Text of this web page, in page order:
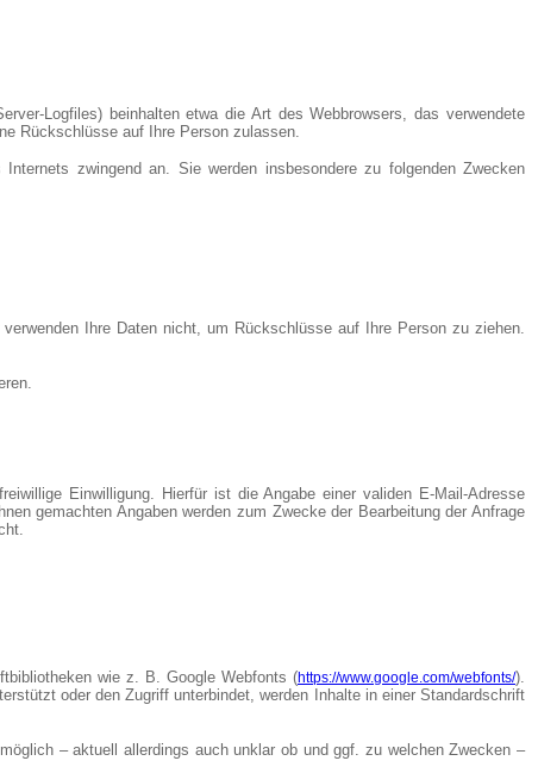
Logfiles) beinhalten etwa die Art des Webbrowsers, das verwendete
Rückschlüsse auf Ihre Person zulassen.
zwingend an. Sie werden insbesondere zu folgenden Zwecken
Ihre Daten nicht, um Rückschlüsse auf Ihre Person zu ziehen.
Einwilligung. Hierfür ist die Angabe einer validen E-Mail-Adresse
gemachten Angaben werden zum Zwecke der Bearbeitung der Anfrage
wie z. B. Google Webfonts (https://www.google.com/webfonts/).
oder den Zugriff unterbindet, werden Inhalte in einer Standardschrift
– aktuell allerdings auch unklar ob und ggf. zu welchen Zwecken –